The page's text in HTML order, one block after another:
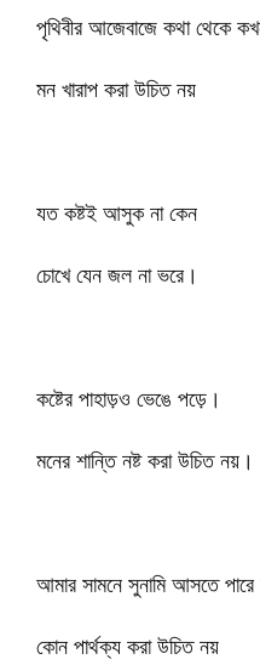
পৃথিবীর আজেবাজে কথা থেকে
মন খারাপ করা উচিত নয়
যত কষ্টই আসুক না কেন
চোখে যেন জল না ভরে।
কষ্টের পাহাড়ও ভেঙে পড়ে।
মনের শান্তি নষ্ট করা উচিত নয়।
আমার সামনে সুনামি আসতে
কোন পার্থক্য করা উচিত নয়